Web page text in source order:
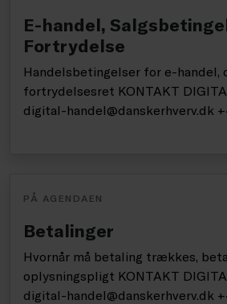
E-handel,
Fortrydelse
Handelsbetingelser for e-handel,
fortrydelsesret KONTAKT
digital-handel@danskerhverv.dk
PÅ AGENDAEN
Betalinger
Hvornår må betaling trækkes,
oplysningspligt KONTAKT
digital-handel@danskerhverv.dk